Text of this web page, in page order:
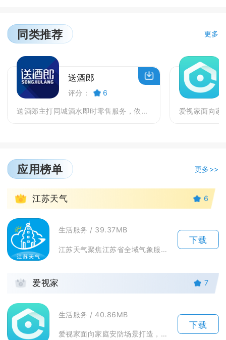
同类推荐 更多
送酒郎
评分： 6
送酒郎主打同城酒水即时零售服务，依托线下连锁门店打...
应用榜单 更多>>
1 江苏天气 6
生活服务 / 39.37MB
江苏天气聚焦江苏省全域气象服务，依托省内两千多处气象观测站点采集实时数据，专为江苏本地居民...
下载
2 爱视家 7
生活服务 / 40.86MB
爱视家面向家庭安防场景打造，用于搭配智能摄像机实现远程视频查看，支持多设备统一管控，满足居...
下载